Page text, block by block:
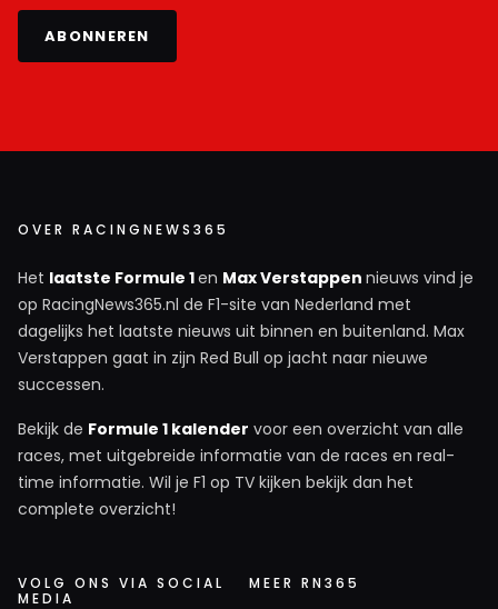
ABONNEREN
OVER RACINGNEWS365
Het laatste Formule 1en Max Verstappen nieuws vind je
op RacingNews365.nl de F1-site van Nederland met
dagelijks het laatste nieuws uit binnen en buitenland. Max
Verstappen gaat in zijn Red Bull op jacht naar nieuwe
successen.
Bekijk de Formule 1 kalender voor een overzicht van alle
races, met uitgebreide informatie van de races en real-
time informatie. Wil je F1 op TV kijken bekijk dan het
complete overzicht!
VOLG ONS VIA SOCIAL
MEDIA
MEER RN365